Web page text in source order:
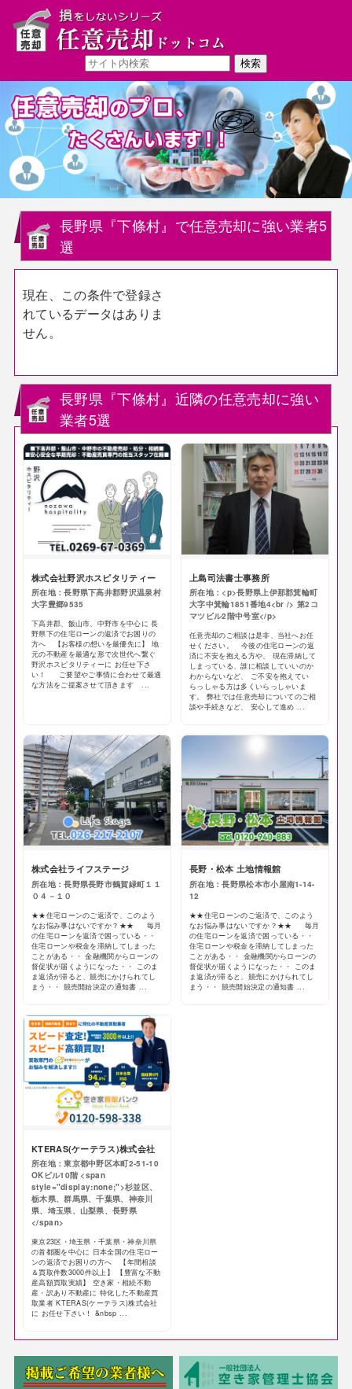
長野県『下條村』で任意売却に強い業者5
選
現在、この条件で登録さ
れているデータはありま
せん。
長野県『下條村』近隣の任意売却に強い
業者5選
株式会社野沢ホスピタリティー
所在地：長野県下高井郡野沢温泉村
大字豊郷9535
下高井郡、飯山市、中野市を中心に 長
野県下の住宅ローンの返済でお困りの
方へ 【お客様の想いを最優先に】 地
元の不動産を最適な形で次世代へ繋ぐ
野沢ホスピタリティーに お任せ下さ
い！ ご要望やご事情に合わせて最適
な方法をご提案させて頂きます ...
上島司法書士事務所
所在地：<p>長野県上伊那郡箕輪町
大字中箕輪1851番地4<br /> 第2コ
マツビル2階中号室</p>
任意売却のご相談は是非、当社へお任
せください。 今後の住宅ローンの返
済に不安を抱える方や、 現在滞納して
しまっている、誰に相談していいのか
わからないなど、 ご不安を抱えてい
らっしゃる方は多くいらっしゃいま
す。 弊社では任意売却についてのご相
談や手続きなど、 安心して進め ...
株式会社ライフステージ
所在地：長野県長野市鶴賀緑町１１
０４－１０
★★住宅ローンのご返済で、このよう
なお悩み事はないですか？★★ 毎月
の住宅ローンを返済で困っている・・
住宅ローンや税金を滞納してしまった
ことがある・・ 金融機関からローンの
督促状が届くようになった・・ このま
ま返済が滞ると、競売にかけられてし
まう・・ 競売開始決定の通知書 ...
長野・松本 土地情報館
所在地：長野県松本市小屋南1-14-
12
★★住宅ローンのご返済で、このよう
なお悩み事はないですか？★★ 毎月
の住宅ローンを返済で困っている・・
住宅ローンや税金を滞納してしまった
ことがある・・ 金融機関からローンの
督促状が届くようになった・・ このま
ま返済が滞ると、競売にかけられてし
まう・・ 競売開始決定の通知書 ...
KTERAS(ケーテラス)株式会社
所在地：東京都中野区本町2-51-10
OKビル10階 <span
style="display:none;">杉並区、
栃木県、群馬県、千葉県、神奈川
県、埼玉県、山梨県、長野県
</span>
東京23区・埼玉県・千葉県・神奈川県
の首都圏を中心に 日本全国の住宅ロー
ンの返済でお困りの方へ 【年間相談
＆買取件数3000件以上】 【豊富な不動
産高額買取実績】 空き家・相続不動
産・訳あり不動産に 特化した不動産買
取業者 KTERAS(ケーテラス)株式会社
に お任せ下さい！ &nbsp ...